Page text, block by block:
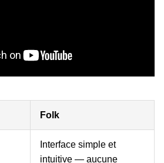
Folk
Interface simple et
intuitive — aucune